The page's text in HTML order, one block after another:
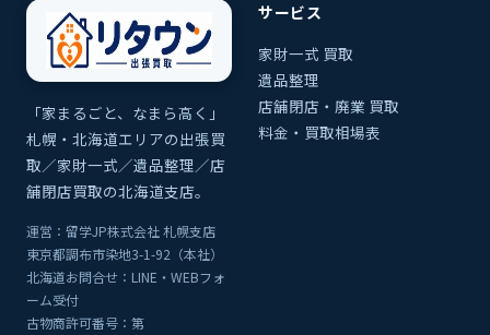
「家まるごと、なまら高く」
札幌・北海道エリアの出張買
取／家財一式／遺品整理／店
舗閉店買取の北海道支店。
運営：留学JP株式会社 札幌支店
東京都調布市染地3-1-92（本社）
北海道お問合せ：LINE・WEBフォ
ーム受付
古物商許可番号：第
サービス
家財一式 買取
遺品整理
店舗閉店・廃業 買取
料金・買取相場表